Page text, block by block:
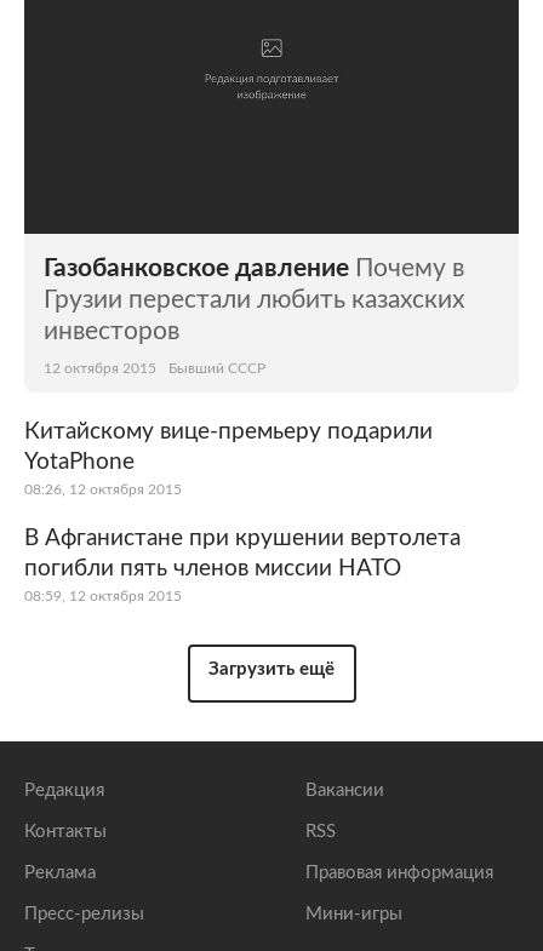
Газобанковское давление Почему в
Грузии перестали любить казахских
инвесторов
12 октября 2015 Бывший СССР
Китайскому вице-премьеру подарили
YotaPhone
08:26, 12 октября 2015
В Афганистане при крушении вертолета
погибли пять членов миссии НАТО
08:59, 12 октября 2015
Загрузить ещё
Редакция
Контакты
Реклама
Пресс-релизы
Вакансии
RSS
Правовая информация
Мини-игры